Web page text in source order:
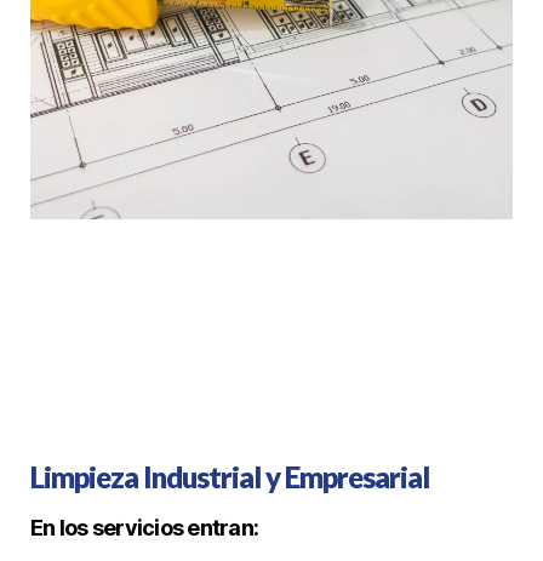
Limpieza Industrial y Empresarial
En los servicios entran: